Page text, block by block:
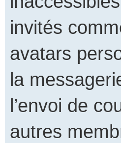
invités
avatars
la
l’envoi de
autres